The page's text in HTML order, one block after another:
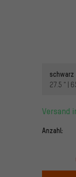
schwarz
27.5 " |
Anzahl: